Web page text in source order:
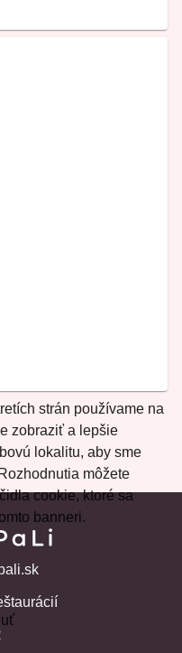
strán používame na
zobraziť a lepšie
lokalitu, aby sme
môžete
cookie, ktoré sa
banneri.